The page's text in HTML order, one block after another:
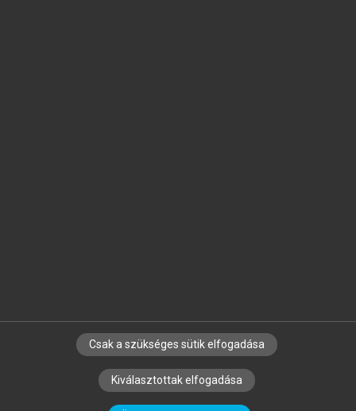
SZERZŐKNEK CÉGEKNEK KÖNYVTÁROSOKNAK
SZERKESZTÉSI ÉS LEKTORÁLÁSI ALAPELVEK
Csak a szükséges sütik elfogadása
Kiválasztottak elfogadása